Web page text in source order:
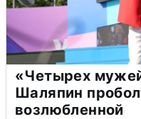
«Четырех
Шаляпин
возлюбленной